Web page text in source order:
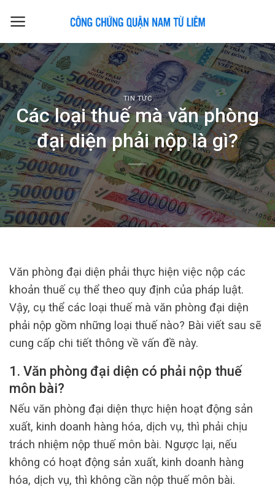
TIN TỨC
Các loại thuế mà văn phòng
đại diện phải nộp là gì?
Văn phòng đại diện phải thực hiện việc nộp các
khoản thuế cụ thể theo quy định của pháp luật.
Vậy, cụ thể các loại thuế mà văn phòng đại diện
phải nộp gồm những loại thuế nào? Bài viết sau sẽ
cung cấp chi tiết thông về vấn đề này.
1. Văn phòng đại diện có phải nộp thuế
môn bài?
Nếu văn phòng đại diện thực hiện hoạt động sản
xuất, kinh doanh hàng hóa, dịch vụ, thì phải chịu
trách nhiệm nộp thuế môn bài. Ngược lại, nếu
không có hoạt động sản xuất, kinh doanh hàng
hóa, dịch vụ, thì không cần nộp thuế môn bài.